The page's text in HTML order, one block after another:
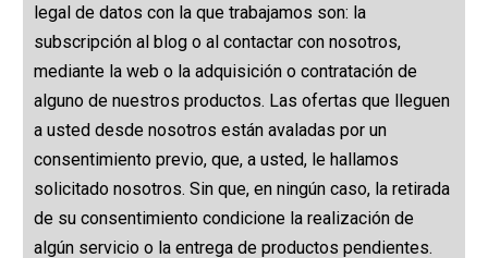
legal de datos con la que trabajamos son: la
subscripción al blog o al contactar con nosotros,
mediante la web o la adquisición o contratación de
alguno de nuestros productos. Las ofertas que lleguen
a usted desde nosotros están avaladas por un
consentimiento previo, que, a usted, le hallamos
solicitado nosotros. Sin que, en ningún caso, la retirada
de su consentimiento condicione la realización de
algún servicio o la entrega de productos pendientes.